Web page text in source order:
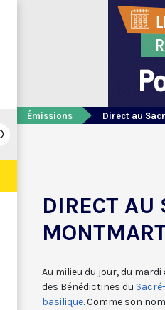
Émissions Direct au
DIRECT AU
Au milieu du jour, du mardi
des Bénédictines du
basilique. Comme son